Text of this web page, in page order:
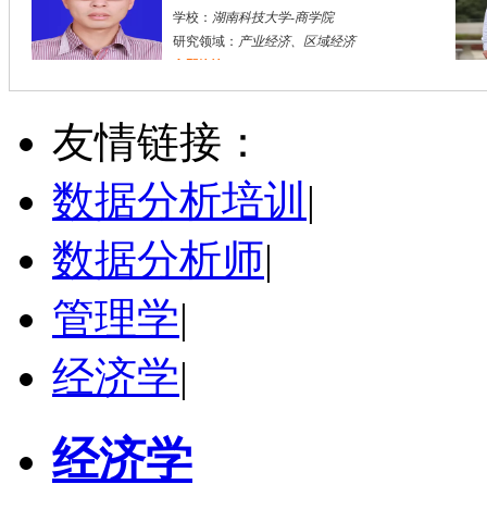
学校： 湖南科技大学-商学院
研究领域： 产业经济、区域经济
立即咨询
胡** 株洲市
硕导
学校：湖南工业大学
立即咨询
友情链接：
数据分析培训 |
数据分析师|
管理学|
经济学|
经济学